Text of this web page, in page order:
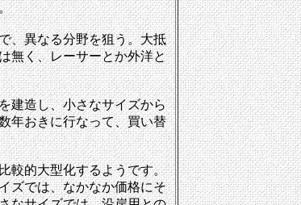
、異なる分野を狙う。大抵
無く、レーサーとか外洋と
建造し、小さなサイズから
年おきに行なって、買い替
較的大型化するようです。
ズでは、なかなか価格にそ